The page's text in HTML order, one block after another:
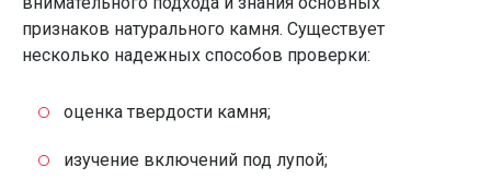
признаков натурального камня. Существует
несколько надежных способов проверки:
оценка твердости камня;
изучение включений под лупой;